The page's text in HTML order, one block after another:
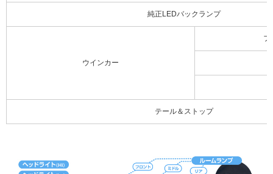
純正LEDバックランプ
ウインカー
フ
テール＆ストップ